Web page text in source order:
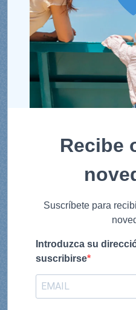
Recibe
Suscríbete para
Introduzca su
suscribirse